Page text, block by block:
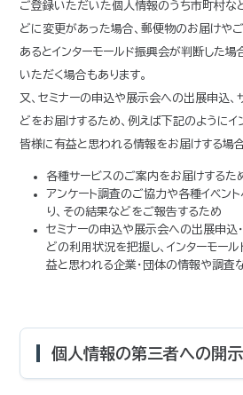
ご登録いただいた個人情報のうち市町村な
どに変更があった場合、郵便物のお届けや
あるとインターモールド振興会が判断した
いただく場合もあります。
又、セミナーの申込や展示会への出展申込
どをお届けするため、例えば下記のようにイ
皆様に有益と思われる情報をお届けする場合
各種サービスのご案内をお届けするた
アンケート調査のご協力や各種イベン
り、その結果などをご報告するため
セミナーの申込や展示会への出展申込・
どの利用状況を把握し、インターモー
益と思われる企業・団体の情報や調査
個人情報の第三者への開